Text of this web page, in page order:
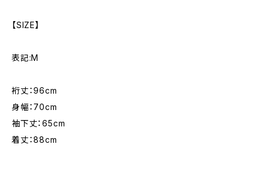
【SIZE】
表記:M
裄丈：96cm
身幅：70cm
袖下丈：65cm
着丈：88cm